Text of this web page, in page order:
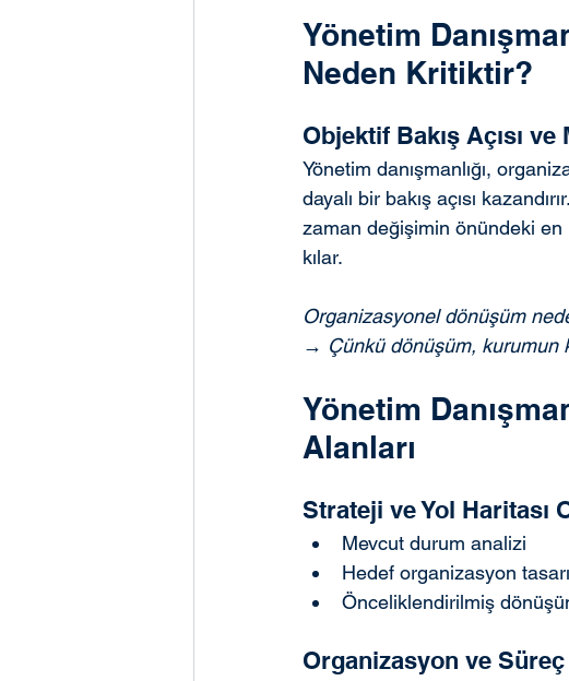
Yönetim
Neden Kritiktir?
Objektif Bakış Açısı
Yönetim danışmanlığı,
dayalı bir bakış açısı
zaman değişimin önündeki en
kılar.
Organizasyonel dönüşüm
→ Çünkü dönüşüm, kurumun
Yönetim
Alanları
Strateji ve Yol Haritası
Mevcut durum analizi
Hedef organizasyon
Önceliklendirilmiş
Organizasyon ve Süreç